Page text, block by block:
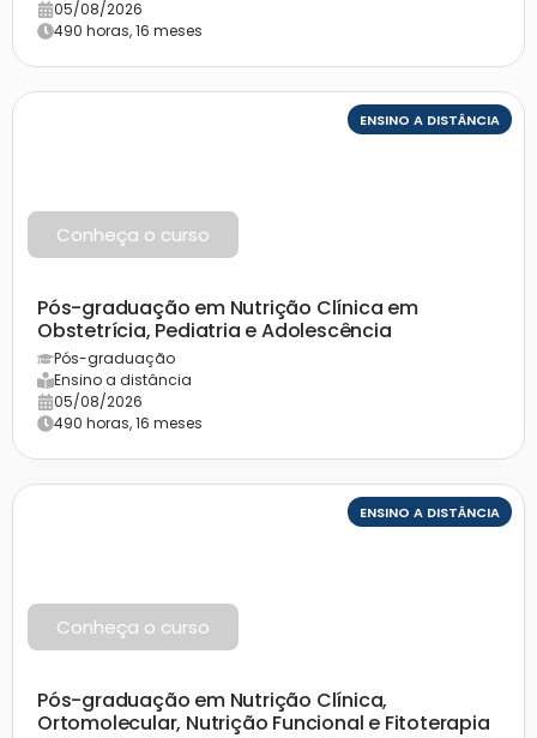
05/08/2026
490 horas, 16 meses
Conheça o curso
ENSINO A DISTÂNCIA
Pós-graduação em Nutrição Clínica em
Obstetrícia, Pediatria e Adolescência
Pós-graduação
Ensino a distância
05/08/2026
490 horas, 16 meses
Conheça o curso
ENSINO A DISTÂNCIA
Pós-graduação em Nutrição Clínica,
Ortomolecular, Nutrição Funcional e Fitoterapia